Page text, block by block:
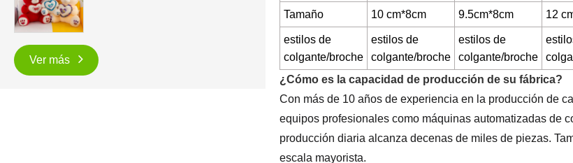
Ver más
Tamaño 10 cm*8cm 9.5cm*8cm 12
estilos de
colgante/broche
estilos de
colgante/broche
estilos de
colgante/broche
¿Cómo es la capacidad de producción de su fábrica?
Con más de 10 años de experiencia en la producción de
equipos profesionales como máquinas automatizadas de
producción diaria alcanza decenas de miles de piezas.
escala mayorista.